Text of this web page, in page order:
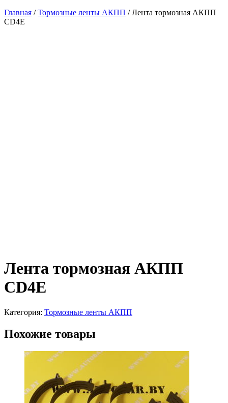
Главная /Тормозные ленты АКПП /Лента тормозная АКПП
CD4E
Лента тормозная АКПП
CD4E
Категория: Тормозные ленты АКПП
Похожие товары